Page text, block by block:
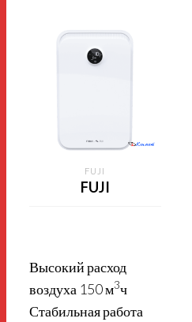
FUJI
FUJI
Высокий расход
воздуха 150 м3ч
Стабильная работа